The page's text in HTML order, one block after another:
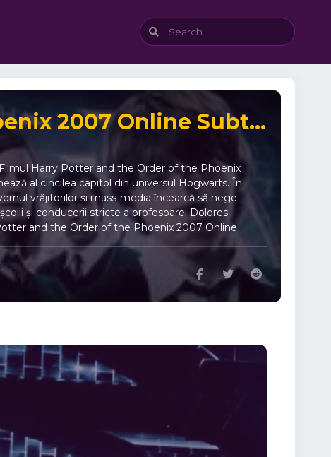
Harry Potter and the Order of the Phoenix 2007 Online Subtitrat
Harry Potter and the Order of the Phoenix
al cincilea capitol din universul Hogwarts. În
vrăjitorilor și mass-media încearcă să nege
și conducerii stricte a profesoarei Dolores
and the Order of the Phoenix 2007 Online
de magie și dueluri intense 🧩 Revelații importante
💞 Prietenie și loialitate în fața pericolului 🎭
cartea lui J.K. Rowling 🌟 Actori principali: Daniel
2007 📍 Gen: Aventură, Fantasy, Mister Harry
în universul Hogwarts. Este un film mai matur,
Voldemort caută profetia care îl implică pe el și pe
Phoenix, Harry începe antrenamente intense
magice intense din Ministerul Magiei,
pline de emoție fac din Harry Potter 5 un film
până la playerul video 🎞️ Apasă butonul ▶️
într-o seară liniștită pentru a simți tensiunea și
ceea ce este corect 🧠 Prietenia și loialitatea sunt